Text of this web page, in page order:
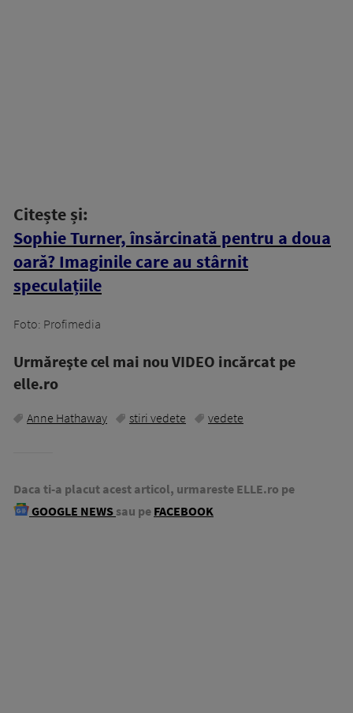
Citește și:
Sophie Turner, însărcinată pentru a doua
oară? Imaginile care au stârnit
speculațiile
Foto: Profimedia
Urmăreşte cel mai nou VIDEO incărcat pe
elle.ro
Anne Hathaway stiri vedete vedete
Daca ti-a placut acest articol, urmareste ELLE.ro pe
GOOGLE NEWS sau pe FACEBOOK